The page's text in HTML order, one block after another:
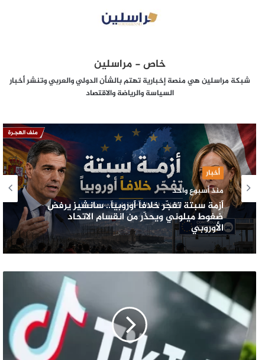
خاص - مراسلين
شبكة مراسلين هي منصة إخبارية تهتم بالشأن الدولي والعربي وتنشر أخبار
السياسة والرياضة والاقتصاد
أخبار
منذ أسبوع واحد
أزمة سبتة تفجّر خلافاً أوروبياً.. سانشيز يرفض
ضغوط ميلوني ويحذّر من انقسام الاتحاد
الأوروبي